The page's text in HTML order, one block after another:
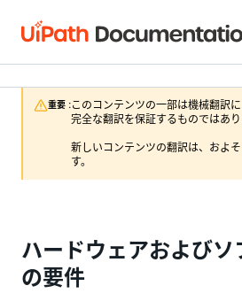
重要 :このコンテンツの一部は機械翻訳
完全な翻訳を保証するものではあり
新しいコンテンツの翻訳は、およ
す。
ハードウェアおよびソ
の要件